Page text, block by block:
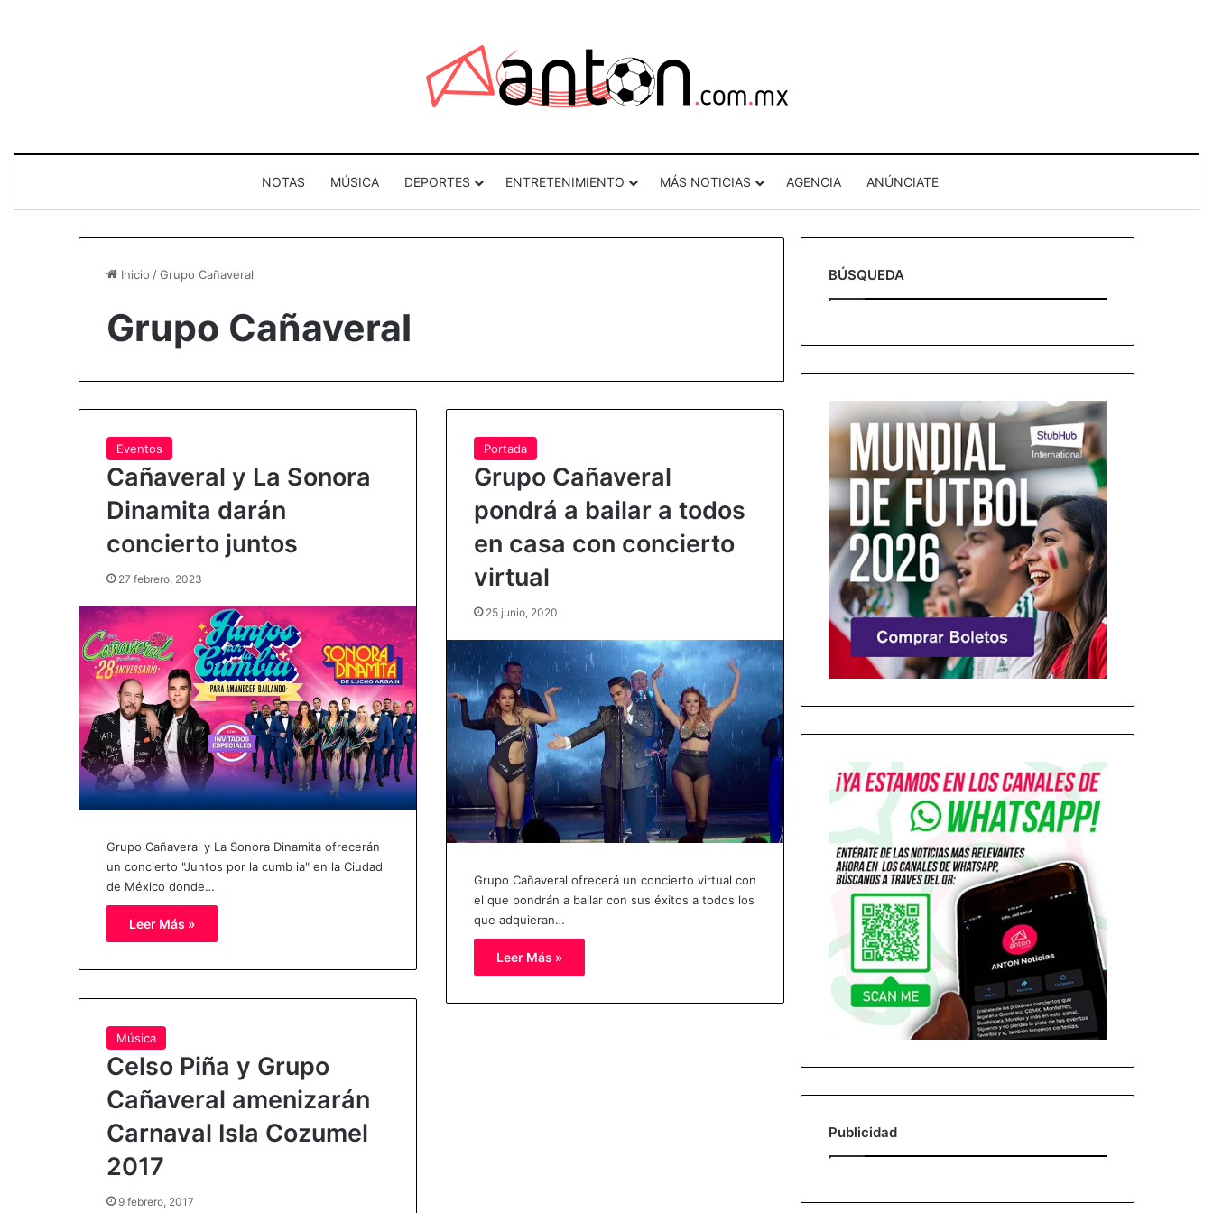
NOTAS MÚSICA DEPORTES ENTRETENIMIENTO MÁS NOTICIAS AGENCIA ANÚNCIATE
Inicio /Grupo Cañaveral
Grupo Cañaveral
Eventos
Cañaveral y La Sonora
Dinamita darán
concierto juntos
27 febrero, 2023
Grupo Cañaveral y La Sonora Dinamita ofrecerán
un concierto "Juntos por la cumb ia" en la Ciudad
de México donde…
Leer Más »
Portada
Grupo Cañaveral
pondrá a bailar a todos
en casa con concierto
virtual
25 junio, 2020
Grupo Cañaveral ofrecerá un concierto virtual con
el que pondrán a bailar con sus éxitos a todos los
que adquieran…
Leer Más »
Música
Celso Piña y Grupo
Cañaveral amenizarán
Carnaval Isla Cozumel
2017
9 febrero, 2017
BÚSQUEDA
Publicidad